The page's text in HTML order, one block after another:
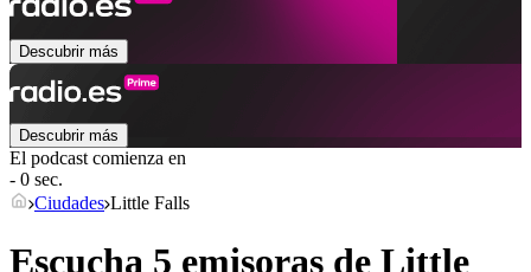
Descubrir más
Descubrir más
El podcast comienza en
- 0 sec.
Ciudades Little Falls
Escucha 5 emisoras de Little